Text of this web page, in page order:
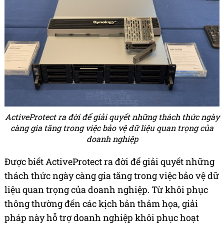
ActiveProtect ra đời để giải quyết những thách thức ngày
càng gia tăng trong việc bảo vệ dữ liệu quan trọng của
doanh nghiệp
Được biết ActiveProtect ra đời để giải quyết những
thách thức ngày càng gia tăng trong việc bảo vệ dữ
liệu quan trọng của doanh nghiệp. Từ khôi phục
thông thường đến các kịch bản thảm họa, giải
pháp này hỗ trợ doanh nghiệp khôi phục hoạt